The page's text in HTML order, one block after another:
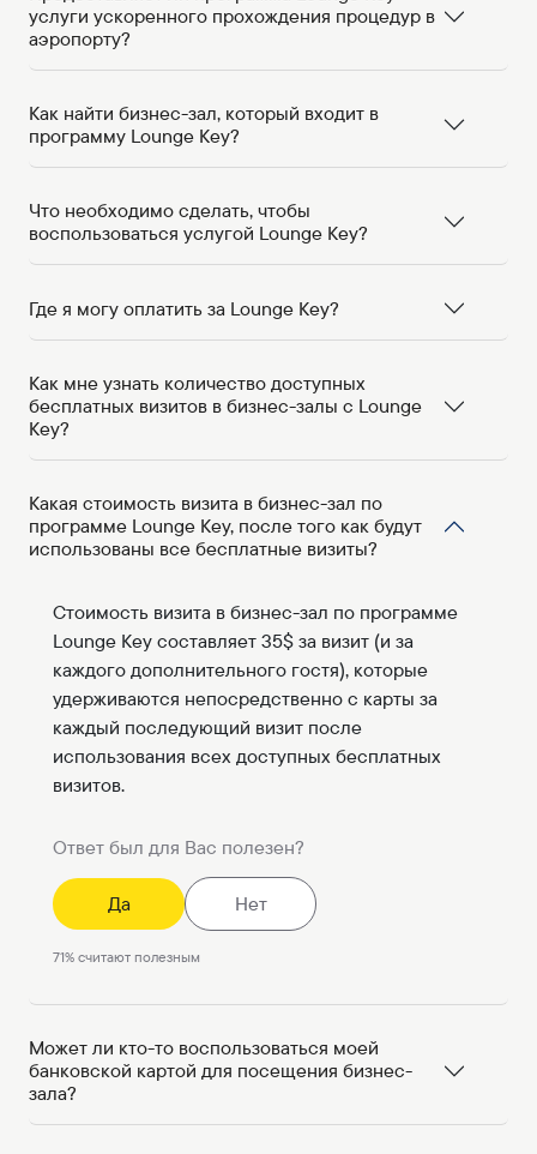
услуги ускоренного прохождения процедур в
аэропорту?
Как найти бизнес-зал, который входит в
программу Lounge Key?
Что необходимо сделать, чтобы
воспользоваться услугой Lounge Key?
Где я могу оплатить за Lounge Key?
Как мне узнать количество доступных
бесплатных визитов в бизнес-залы с Lounge
Key?
Какая стоимость визита в бизнес-зал по
программе Lounge Key, после того как будут
использованы все бесплатные визиты?
Стоимость визита в бизнес-зал по программе
Lounge Key составляет 35$ за визит (и за
каждого дополнительного гостя), которые
удерживаются непосредственно с карты за
каждый последующий визит после
использования всех доступных бесплатных
визитов.
Ответ был для Вас полезен?
Да Нет
71%считают полезным
Может ли кто-то воспользоваться моей
банковской картой для посещения бизнес-
зала?